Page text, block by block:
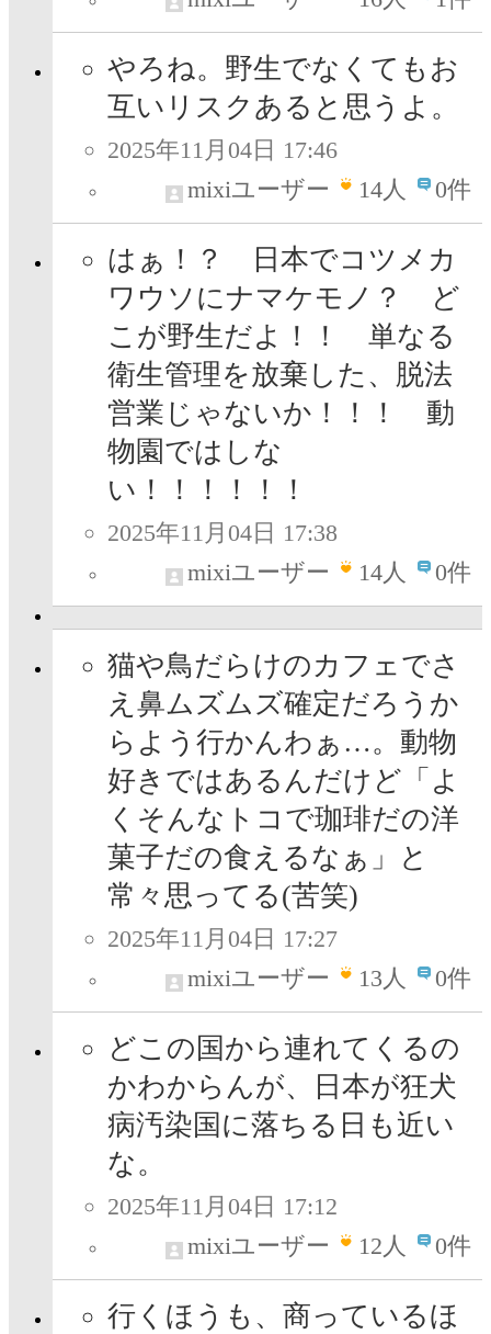
やろね。野生でなくてもお
互いリスクあると思うよ。
2025年11月04日 17:46
mixiユーザー
14人 0件
はぁ！？ 日本でコツメカ
ワウソにナマケモノ？ ど
こが野生だよ！！ 単なる
衛生管理を放棄した、脱法
営業じゃないか！！！ 動
物園ではしな
い！！！！！！
2025年11月04日 17:38
mixiユーザー
14人 0件
猫や鳥だらけのカフェでさ
え鼻ムズムズ確定だろうか
らよう行かんわぁ…。動物
好きではあるんだけど「よ
くそんなトコで珈琲だの洋
菓子だの食えるなぁ」と
常々思ってる(苦笑)
2025年11月04日 17:27
mixiユーザー
13人 0件
どこの国から連れてくるの
かわからんが、日本が狂犬
病汚染国に落ちる日も近い
な。
2025年11月04日 17:12
mixiユーザー
12人 0件
行くほうも、商っているほ